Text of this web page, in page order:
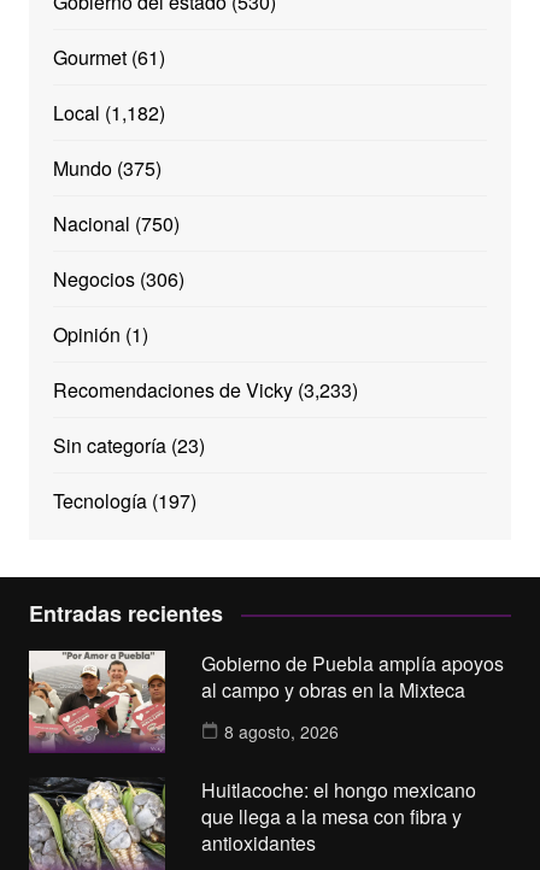
Gourmet(61)
Local (1,182)
Mundo(375)
Nacional (750)
Negocios(306)
Opinión (1)
Recomendaciones de Vicky(3,233)
Sin categoría(23)
Tecnología(197)
Entradas recientes
Gobierno de Puebla amplía apoyos
al campo y obras en la Mixteca
8 agosto, 2026
Huitlacoche: el hongo mexicano
que llega a la mesa con fibra y
antioxidantes